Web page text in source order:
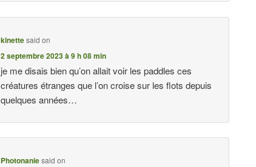
kinettesaid on
2 septembre 2023 à 9 h 08 min
je me disais bien qu’on allait voir les paddles ces
créatures étranges que l’on croise sur les flots depuis
quelques années…
Photonaniesaid on